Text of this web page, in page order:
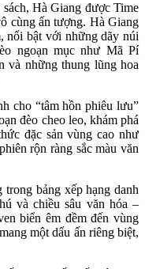
Hà Giang được Time
cùng ấn tượng. Hà Giang
nổi bật với những dãy núi
ngoạn mục như Mã Pí
những thung lũng hoa
cho “tâm hồn phiêu lưu”
đèo cheo leo, khám phá
đặc sản vùng cao như
rộn ràng sắc màu văn
bảng xếp hạng danh
và chiều sâu văn hóa –
biển êm đềm đến vùng
một dấu ấn riêng biệt,